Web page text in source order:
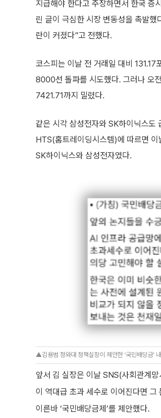
지급해야 한다고 주장하면서 한국 증
린 글이 극심한 시장 변동성을 촉발
란이 커졌다”고 전했다.
코스피는 이날 전 거래일 대비
8000선 돌파를 시도했다. 그러나 오
7421.71까지 밀렸다.
같은 시각 삼성전자와 SK하이닉스도
HTS(홈트레이딩시스템)에 따르면 이
SK하이닉스와 삼성전자였다.
▲김용범 청와대 정책실장이 제안한 ‘국민배당금’
앞서 김 실장은 이날 SNS(사회관계
이 역대급 초과 세수로 이어진다면
이른바 ‘국민배당금제’를 제안했다.